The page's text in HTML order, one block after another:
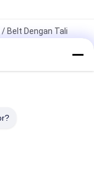
Belt Dengan Tali
Penutupan
Tulis
Mandi Pen